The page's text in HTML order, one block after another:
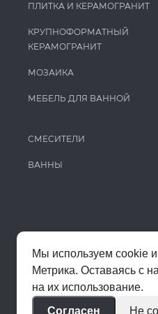
ПЛИТКА И КЕРАМОГРАНИТ
КРУПНОФОРМАТНЫЙ
КЕРАМОГРАНИТ
МОЗАИКА
МЕБЕЛЬ ДЛЯ ВАННОЙ
СМЕСИТЕЛИ
ВАННЫ
Мы используем cookie и
Цены на сайте помогают
Мы используем cookie
Метрика. Оставаясь с
на их использование.
Согласен
Не